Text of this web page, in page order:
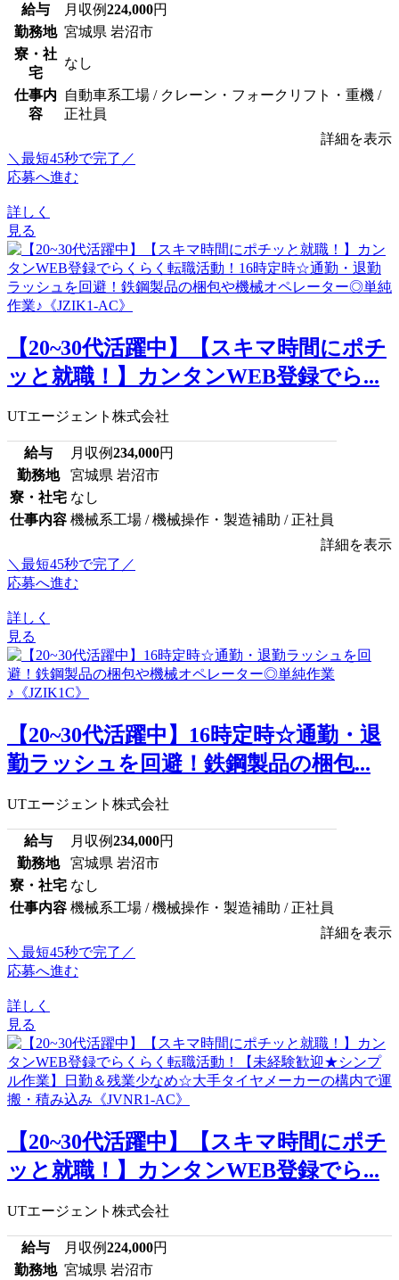
給与 月収例224,000円
勤務地 宮城県 岩沼市
寮・社
宅
なし
仕事内
容
自動車系工場 / クレーン・フォークリフト・重機 /
正社員
詳細を表示
＼最短45秒で完了／
応募へ進む
詳しく
見る
【20~30代活躍中】【スキマ時間にポチ
ッと就職！】カンタンWEB登録でら...
UTエージェント株式会社
給与 月収例234,000円
勤務地
宮城県 岩沼市
寮・社宅 なし
仕事内容 機械系工場 / 機械操作・製造補助 / 正社員
詳細を表示
＼最短45秒で完了／
応募へ進む
詳しく
見る
【20~30代活躍中】16時定時☆通勤・退
勤ラッシュを回避！鉄鋼製品の梱包...
UTエージェント株式会社
給与 月収例234,000円
勤務地
宮城県 岩沼市
寮・社宅 なし
仕事内容 機械系工場 / 機械操作・製造補助 / 正社員
詳細を表示
＼最短45秒で完了／
応募へ進む
詳しく
見る
【20~30代活躍中】【スキマ時間にポチ
ッと就職！】カンタンWEB登録でら...
UTエージェント株式会社
給与 月収例224,000円
勤務地 宮城県 岩沼市